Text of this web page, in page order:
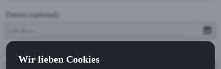
Datum (optional)
Wir lieben Cookies